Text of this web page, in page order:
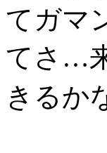
てガマ
てさ…
きるか